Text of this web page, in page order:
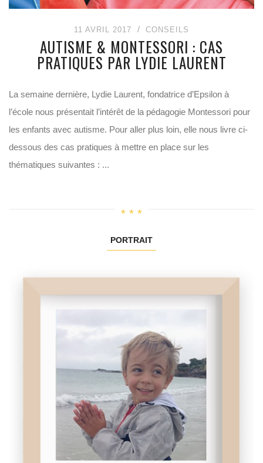
11 AVRIL 2017 CONSEILS
AUTISME & MONTESSORI : CAS
PRATIQUES PAR LYDIE LAURENT
La semaine dernière, Lydie Laurent, fondatrice d’Epsilon à
l’école nous présentait l’intérêt de la pédagogie Montessori pour
les enfants avec autisme. Pour aller plus loin, elle nous livre ci-
dessous des cas pratiques à mettre en place sur les
thématiques suivantes : ...
PORTRAIT